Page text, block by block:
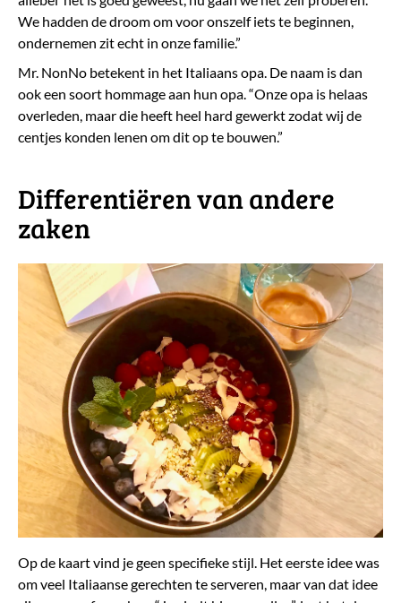
We hadden de droom om voor onszelf iets te beginnen,
ondernemen zit echt in onze familie.”
Mr. NonNo betekent in het Italiaans opa. De naam is dan
ook een soort hommage aan hun opa. “Onze opa is helaas
overleden, maar die heeft heel hard gewerkt zodat wij de
centjes konden lenen om dit op te bouwen.”
Differentiëren van andere
zaken
Op de kaart vind je geen specifieke stijl. Het eerste idee was
om veel Italiaanse gerechten te serveren, maar van dat idee